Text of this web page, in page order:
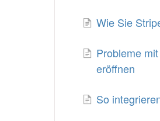
Wie Sie
Probleme
eröffnen
So